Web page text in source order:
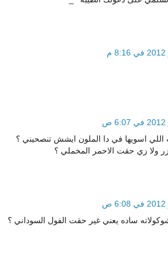
اللي اسويها في دا الملون ايشش تنصحيني ؟
ولا زي حقت الاحمر المخملي ؟
ساده يعني غير حقت الفول السوداني ؟